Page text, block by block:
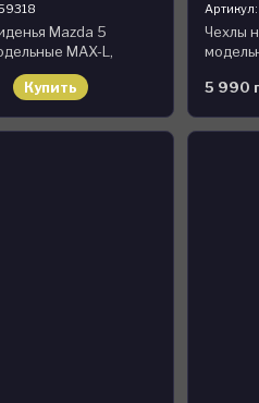
Mazda 5
MAX-L,
Купить
Чехлы
5 990